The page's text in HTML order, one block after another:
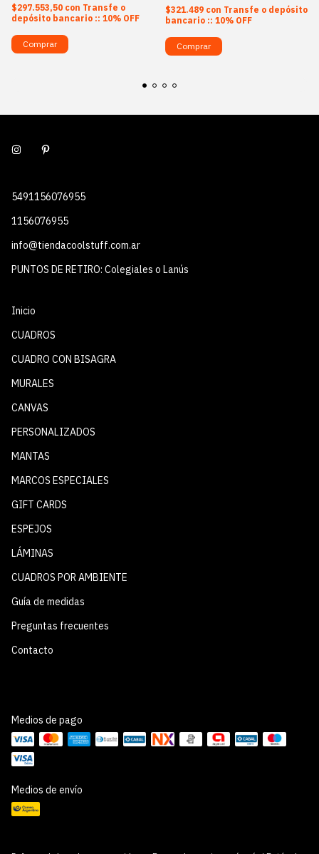
$297.553,50 con Transfe o
depósito bancario :: 10% OFF
Comprar
$321.489 con Transfe o depósito
bancario :: 10% OFF
Comprar
5491156076955
1156076955
info@tiendacoolstuff.com.ar
PUNTOS DE RETIRO: Colegiales o Lanús
Inicio
CUADROS
CUADRO CON BISAGRA
MURALES
CANVAS
PERSONALIZADOS
MANTAS
MARCOS ESPECIALES
GIFT CARDS
ESPEJOS
LÁMINAS
CUADROS POR AMBIENTE
Guía de medidas
Preguntas frecuentes
Contacto
Medios de pago
Medios de envío